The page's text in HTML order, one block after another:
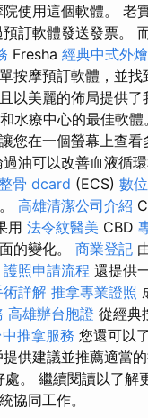
使用這個軟體。 老
訂軟體發送發票。
Fresha 經典中式外
按摩預訂軟體，並找
以美麗的佈局提供了
水療中心的最佳軟體
您在一個螢幕上查
油可以改善血液循
骨 dcard (ECS) 數
高雄清潔公司介紹
用 法令紋醫美 CBD
的變化。 商業登記
護照申請流程 還提供
詳解 推拿專業證照
高雄辦台胞證 從經典
中推拿服務 您還可以
供建議並推薦適當
。 繼續閱讀以了
協同工作。